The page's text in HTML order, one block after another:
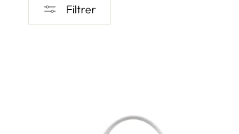
Filtrer